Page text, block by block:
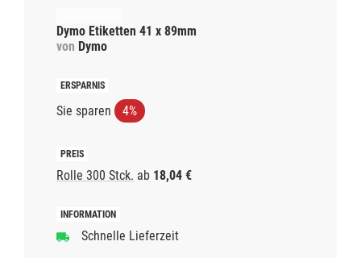
Dymo Etiketten 41 x 89mm
von Dymo
Sie sparen 4%
Rolle 300 Stck. ab 18,04 €
Schnelle Lieferzeit